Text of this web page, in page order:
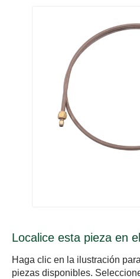
Localice esta pieza en
Haga clic en la ilustración
piezas disponibles.